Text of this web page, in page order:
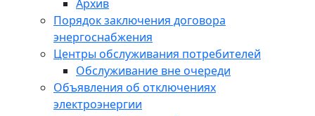
Архив
Порядок заключения договора
энергоснабжения
Центры обслуживания потребителей
Обслуживание вне очереди
Объявления об отключениях
электроэнергии